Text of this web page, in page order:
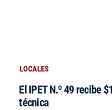
LOCALES
El IPET N.º 49 recibe
técnica